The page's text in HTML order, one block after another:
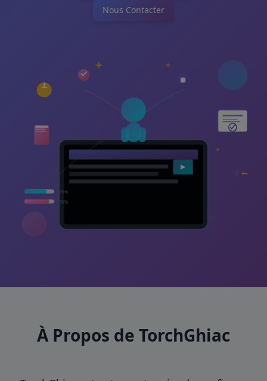
Nous Contacter
À Propos de TorchGhiac